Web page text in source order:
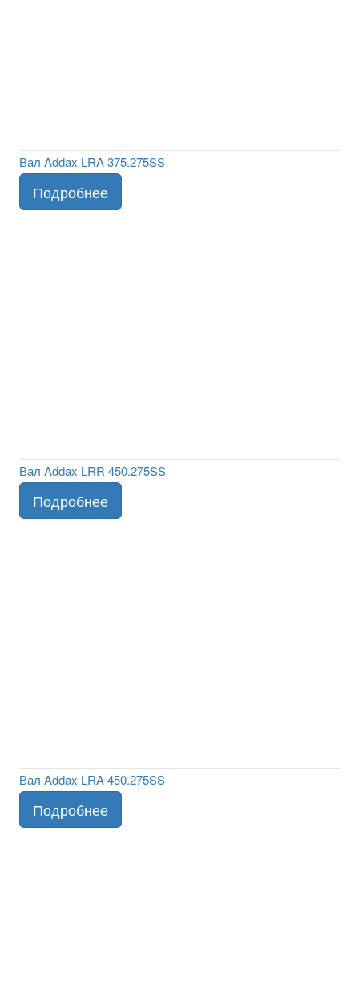
Вал Addax LRA 375.275SS
Вал Addax LRR 450.275SS
Вал Addax LRA 450.275SS